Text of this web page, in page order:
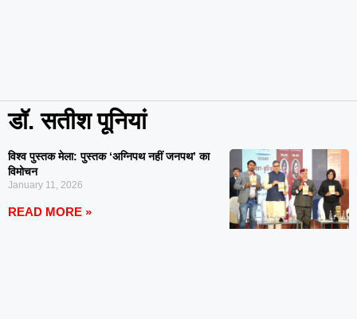
डॉ. सतीश पूनियां
विश्व पुस्तक मेला: पुस्तक ‘अग्निपथ नहीं जनपथ’ का
विमोचन
January 11, 2026
READ MORE »